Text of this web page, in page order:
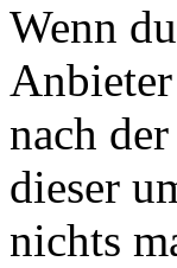
Wenn
nach
dieser
nichts